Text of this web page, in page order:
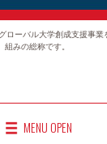
ローバル大学創成支援事業
組みの総称です。
MENU OPEN